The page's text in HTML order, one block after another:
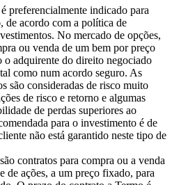
preferencialmente indicado para
de acordo com a política de
No mercado de opções,
ou venda de um bem por preço
adquirente do direito negociado
como num acordo seguro. As
são consideradas de risco muito
de risco e retorno e algumas
de perdas superiores ao
para o investimento é de
não está garantido neste tipo de
contratos para compra ou a venda
de ações, a um preço fixado, para